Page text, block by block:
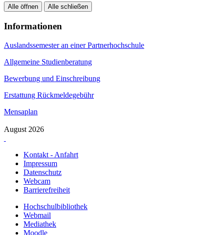
Alle öffnen Alle schließen
Informationen
Auslandssemester an einer Partnerhochschule
Allgemeine Studienberatung
Bewerbung und Einschreibung
Erstattung Rückmeldegebühr
Mensaplan
August 2026
Kontakt - Anfahrt
Impressum
Datenschutz
Webcam
Barrierefreiheit
Hochschulbibliothek
Webmail
Mediathek
Moodle